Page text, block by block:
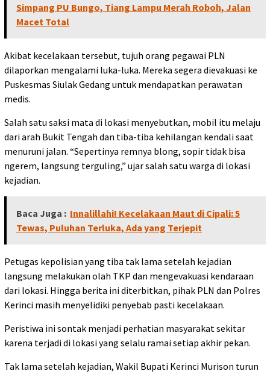
Simpang PU Bungo, Tiang Lampu Merah Roboh, Jalan
Macet Total
Akibat kecelakaan tersebut, tujuh orang pegawai PLN
dilaporkan mengalami luka-luka. Mereka segera dievakuasi ke
Puskesmas Siulak Gedang untuk mendapatkan perawatan
medis.
Salah satu saksi mata di lokasi menyebutkan, mobil itu melaju
dari arah Bukit Tengah dan tiba-tiba kehilangan kendali saat
menuruni jalan. “Sepertinya remnya blong, sopir tidak bisa
ngerem, langsung terguling,” ujar salah satu warga di lokasi
kejadian.
Baca Juga : Innalillahi! Kecelakaan Maut di Cipali: 5
Tewas, Puluhan Terluka, Ada yang Terjepit
Petugas kepolisian yang tiba tak lama setelah kejadian
langsung melakukan olah TKP dan mengevakuasi kendaraan
dari lokasi. Hingga berita ini diterbitkan, pihak PLN dan Polres
Kerinci masih menyelidiki penyebab pasti kecelakaan.
Peristiwa ini sontak menjadi perhatian masyarakat sekitar
karena terjadi di lokasi yang selalu ramai setiap akhir pekan.
Tak lama setelah kejadian, Wakil Bupati Kerinci Murison turun